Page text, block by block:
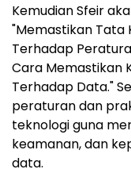
Kemudian Sfeir
"Memastikan Tata
Terhadap
Cara Memastikan
Terhadap Data."
peraturan dan
teknologi guna
keamanan, dan
data.